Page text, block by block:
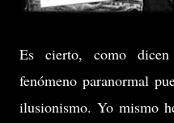
Es cierto, como
fenómeno paranormal
ilusionismo. Yo mismo